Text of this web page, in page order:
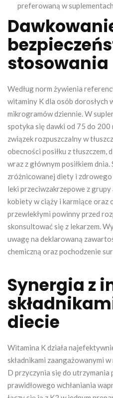
preferowaną w suplementach
stosowania
Według norm żywienia
witaminy K dla osób dorosłych
mikrogramów dziennie. W
spotyka się dawki od 75 do
związek rozpuszczalny w
obecności posiłku z
wraz z głównym posiłkiem
zróżnicowanej diety i
leki przeciwzakrzepowe z
kobiety w ciąży i karmiące oraz
przewlekłymi powinny przed
skonsultować się z lekarzem.
uwagę na deklarowaną
chemiczną oraz pochodzenie
Synergia z
diecie
Witamina K działa
składnikami zaangażowanymi
D przyczynia się do
prawidłowego wchłaniania